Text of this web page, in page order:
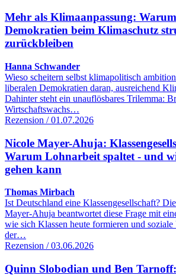
Mehr als Klimaanpassung:
Demokratien beim Klimaschutz
zurückbleiben
Hanna Schwander
Wieso scheitern selbst klimapolitisch
liberalen Demokratien daran, ausreichend
Dahinter steht ein unauflösbares Trilemma:
Wirtschaftswachs…
Rezension / 01.07.2026
Nicole Mayer-Ahuja:
Warum Lohnarbeit spaltet - und
gehen kann
Thomas Mirbach
Ist Deutschland eine Klassengesellschaft?
Mayer-Ahuja beantwortet diese Frage mit
wie sich Klassen heute formieren und
der…
Rezension / 03.06.2026
Quinn Slobodian und Ben